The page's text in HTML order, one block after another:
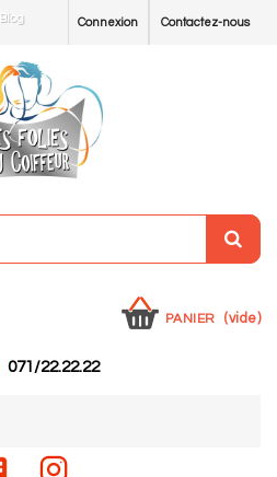
Contactez-nous
Connexion
Blog
PANIER (vide)
071/22.22.22